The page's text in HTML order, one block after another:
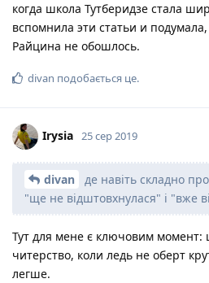
когда школа Тутберидзе стала
вспомнила эти статьи и
Райцина не обошлось.
divan подобається це.
Irysia 25 сер 2019
divan
де навіть складно
"ще не відштовхнулася" і "вже
Тут для мене є ключовим момент:
читерство, коли ледь не оберт
легше.